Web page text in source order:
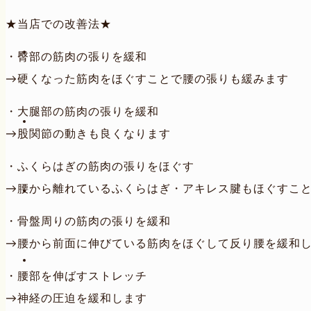
★当店での改善法★
・臀部の筋肉の張りを緩和
→硬くなった筋肉をほぐすことで腰の張りも緩みます
・大腿部の筋肉の張りを緩和
→股関節の動きも良くなります
・ふくらはぎの筋肉の張りをほぐす
→腰から離れているふくらはぎ・アキレス腱もほぐすこ
・骨盤周りの筋肉の張りを緩和
→腰から前面に伸びている筋肉をほぐして反り腰を緩和
・腰部を伸ばすストレッチ
→神経の圧迫を緩和します